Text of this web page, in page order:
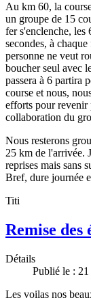
Au km 60, la
un groupe de 15
fer s'enclenche, les
secondes, à
personne ne veut
boucher seul avec
passera à 6 partira
course et nous,
efforts pour revenir
collaboration du
Nous resterons
25 km de l'arrivée.
reprises mais sans
Bref, dure journée
Titi
Remise des
Détails
Publié le :
Les voilas nos